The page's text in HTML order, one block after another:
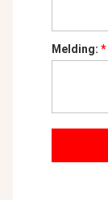
Melding: *